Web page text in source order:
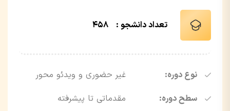
تعداد دانشجو : 458
نوع دوره:
غیر حضوری و ویدئو محور
سطح دوره:
مقدماتی تا پیشرفته